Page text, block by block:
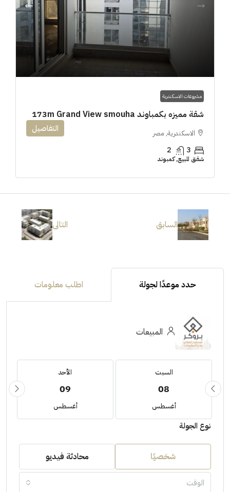
مشروعات الاسكندرية
شقة مميزه بكمباوند 173m Grand View smouha
الاسكندرية, مصر
3
2
شقق للبيع, كمبوند
التفاصيل
السابق التالى
حدد موعدًا لجولة اطلب معلومات
المبيعات
السبت
08
أغسطس
الأحد
09
أغسطس
نوع الجولة
شخصيًا محادثة فيديو
الوقت